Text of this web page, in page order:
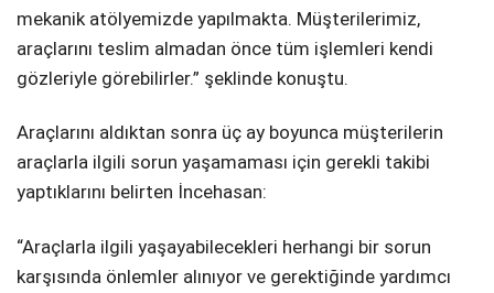
mekanik atölyemizde yapılmakta. Müşterilerimiz,
araçlarını teslim almadan önce tüm işlemleri kendi
gözleriyle görebilirler.” şeklinde konuştu.
Araçlarını aldıktan sonra üç ay boyunca müşterilerin
araçlarla ilgili sorun yaşamaması için gerekli takibi
yaptıklarını belirten İncehasan:
“Araçlarla ilgili yaşayabilecekleri herhangi bir sorun
karşısında önlemler alınıyor ve gerektiğinde yardımcı